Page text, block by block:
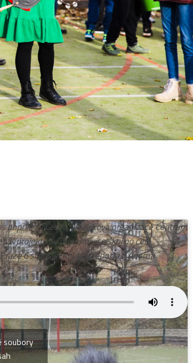
i v Česku. Nezisková organizace Centrum
K projektu se připojilo více škol po celé
6 si poslechněte v reportáži Adama
soubory